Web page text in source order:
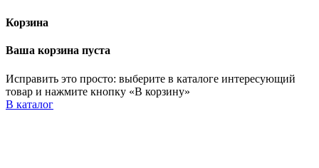
Корзина
Ваша корзина пуста
Исправить это просто: выберите в каталоге интересующий
товар и нажмите кнопку «В корзину»
В каталог